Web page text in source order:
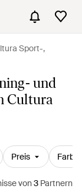
Sport-,
und
Cultura
Preis Farbe
von3 Partnern